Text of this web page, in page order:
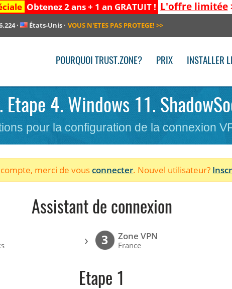
Obtenez 2 ans + 1 an GRATUIT ! L'offre limitée
· États-Unis· VOUS N'ETES PAS PROTEGE! >>
POURQUOI TRUST.ZONE? PRIX INSTALLER
Etape 4. Windows 11.
pour la configuration de la connexion
compte, merci de vousconnecter. Nouvel utilisateur?
Assistant de connexion
› 3 Zone VPN
France
Etape 1